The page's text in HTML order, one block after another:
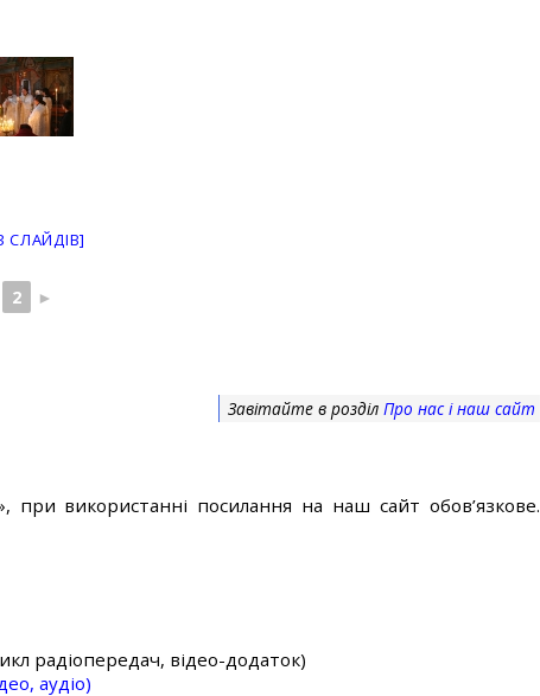
СЛАЙДІВ]
2 ►
Завітайте в розділ Про нас і наш сайт
при використанні посилання на наш сайт обов’язкове.
радіопередач, відео-додаток)
аудіо)